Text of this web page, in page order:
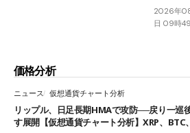
2026年
日 09時
価格分析
ニュース 仮想通貨チャート分析
リップル、日足長期HMAで攻防──戻り一巡
す展開【仮想通貨チャート分析】XRP、BTC